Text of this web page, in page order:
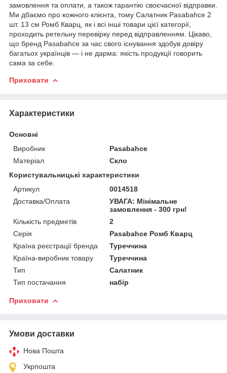
замовлення та оплати, а також гарантію своєчасної відправки.
Ми дбаємо про кожного клієнта, тому Салатник Pasabahce 2
шт. 13 см Ромб Кварц, як і всі інші товари цієї категорії,
проходить ретельну перевірку перед відправленням. Цікаво,
що бренд Pasabahce за час свого існування здобув довіру
багатьох українців — і не дарма: якість продукції говорить
сама за себе.
Приховати
Характеристики
Основні
Виробник
Pasabahce
Матеріал
Скло
Користувальницькі характеристики
Артикул
0014518
Доставка/Оплата
УВАГА: Мінімальне
замовлення - 300 грн!
Кількість предметів
2
Серія
Pasabahce Ромб Кварц
Країна реєстрації бренда
Туреччина
Країна-виробник товару
Туреччина
Тип
Салатник
Тип постачання
набір
Приховати
Умови доставки
Нова Пошта
Укрпошта